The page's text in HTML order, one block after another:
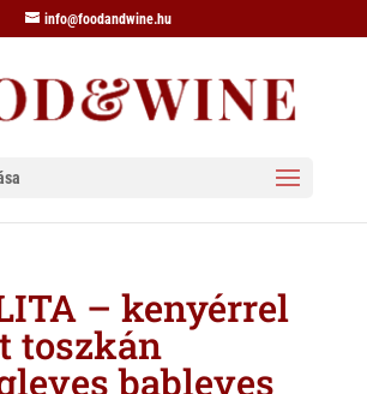
info@foodandwine.hu
– kenyérrel
toszkán
bableves